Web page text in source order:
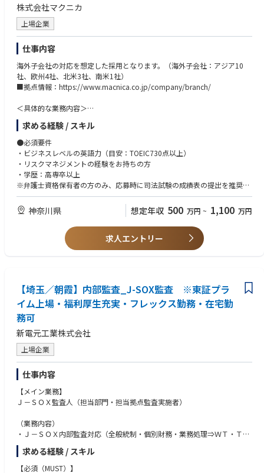
株式会社マクニカ
上場企業
仕事内容
海外子会社の対応を想定した採用となります。（海外子会社：アジア10
社、欧州4社、北米3社、南米1社）
■拠点情報：https://www.macnica.co.jp/company/branch/
＜具体的な業務内容＞
・リスクマネジメント（ERM、インシデント対応、海外子会社ガバナン
ス）
本社部門として、リスクマネジメントに関する業務を行っていただきま
す。
経営視点および、グローバルでのリスクマネジメントを期待しており、積
極性、企画力、調整力、連携力、英語力が必要となります。
■特徴・魅力：
ご活躍やご希望に応じて、リスクマネジメント以外にも様々な経験を通じ
てキャリアアップが可能です。
社風としては非常に活気があり、積極的な意見や提案が歓迎されます。
■働き方：
在宅勤務を取り入れています。月1回程度の出社日以外は、業務状況に応
じて自由に働き方を決めていただけます。
求める経験 / スキル
●必須要件
・ビジネスレベルの英語力（目安：TOEIC730点以上）
・リスクマネジメントの経験をお持ちの方
・学歴：高専卒以上
※弁護士資格保有者の方のみ、応募時に司法試験の成績表の提出を推奨し
ております。
●求める人物像
・積極性、能動性、自律性のある方
・変化を恐れずチャレンジ精神のある方
・問題解決、提案のために必要情報を自ら収集できる方
神奈川県 想定年収 500 万円 ~ 1,100 万円
求人エントリー
【埼玉／朝霞】内部監査_J-SOX監査 ※東証プラ
イム上場・福利厚生充実・フレックス勤務・在宅勤
務可
新電元工業株式会社
上場企業
仕事内容
【メイン業務】
Ｊ－ＳＯＸ監査人（担当部門・担当拠点監査実施者）
（業務内容）
・Ｊ－ＳＯＸ内部監査対応（全般統制・個別財務・業務処理⇒ＷＴ・ＴＯ
Ｃ・ＲＦ）
⇒計画・日程調整・通知・実監査・結果報告・調書作成・内部監査報告書
作成支援など
求める経験 / スキル
【必須（MUST）】